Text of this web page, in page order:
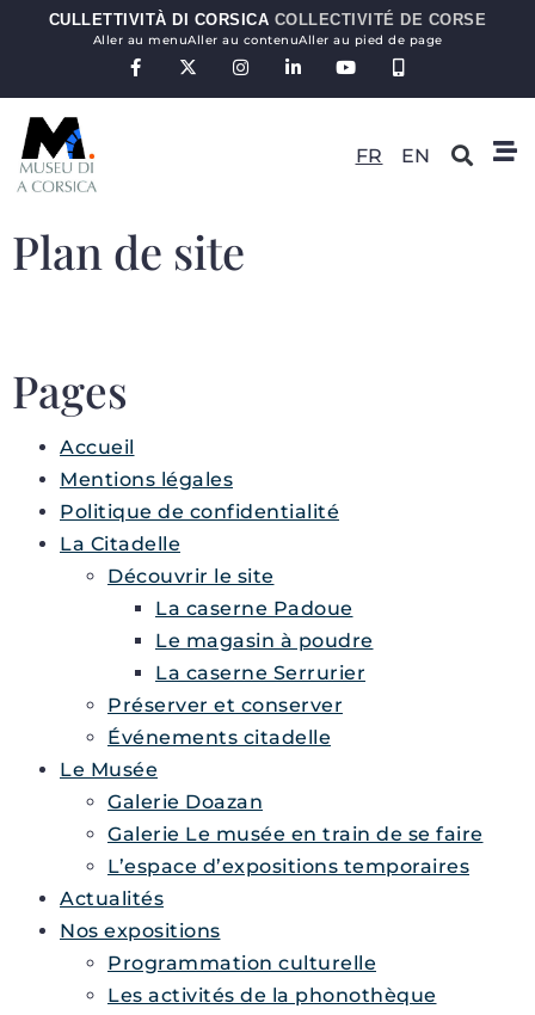
CULLETTIVITÀ DI CORSICA COLLECTIVITÉ DE CORSE
Aller au menuAller au contenuAller au pied de page
FR EN
Plan de site
Pages
Accueil
Mentions légales
Politique de confidentialité
La Citadelle
Découvrir le site
La caserne Padoue
Le magasin à poudre
La caserne Serrurier
Préserver et conserver
Événements citadelle
Le Musée
Galerie Doazan
Galerie Le musée en train de se faire
L’espace d’expositions temporaires
Actualités
Nos expositions
Programmation culturelle
Les activités de la phonothèque